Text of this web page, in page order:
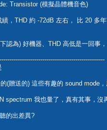
Transistor (模擬晶體機音色)
績，THD 約 -72dB 左右， 比 20 多
認為) 好機器、THD 高低是一回事
(贈送的) 這些有趣的 sound mode
spectrum 我也量了，真有其事，沒
的出差異?